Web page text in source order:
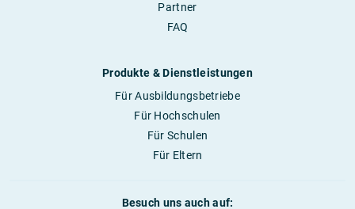
Partner
FAQ
Produkte & Dienstleistungen
Für Ausbildungsbetriebe
Für Hochschulen
Für Schulen
Für Eltern
Besuch uns auch auf: